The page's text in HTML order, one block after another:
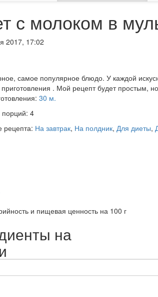
с молоком в
2017, 17:02
самое популярное блюдо. У каждой
приготовления . Мой рецепт будет простым,
30 м.
порций: 4
рецепта: На завтрак, На полдник, Для диеты,
и пищевая ценность на 100 г
на